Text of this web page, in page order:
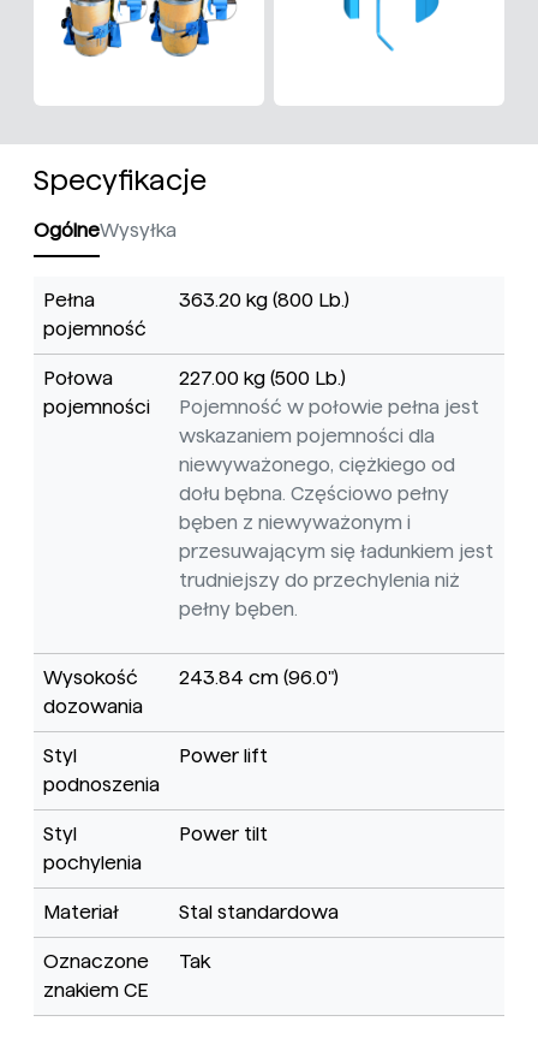
Specyfikacje
OgólneWysyłka
Pełna
pojemność
363.20 kg (800 Lb.)
Połowa
pojemności
227.00 kg (500 Lb.)
Pojemność w połowie pełna jest
wskazaniem pojemności dla
niewyważonego, ciężkiego od
dołu bębna. Częściowo pełny
bęben z niewyważonym i
przesuwającym się ładunkiem jest
trudniejszy do przechylenia niż
pełny bęben.
Wysokość
dozowania
243.84 cm (96.0")
Styl
podnoszenia
Power lift
Styl
pochylenia
Power tilt
Materiał Stal standardowa
Oznaczone
znakiem CE
Tak